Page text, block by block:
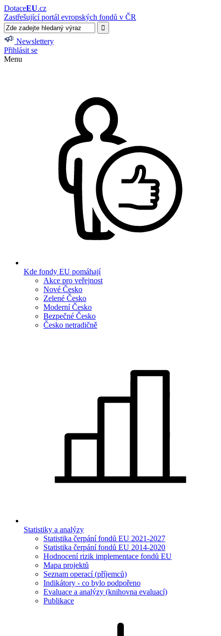
DotaceEU.cz
Zastřešující portál evropských fondů v ČR
Newslettery
Přihlásit se
Menu
Kde fondy EU pomáhají
Akce pro veřejnost
Nové Česko
Zelené Česko
Moderní Česko
Bezpečné Česko
Česko netradičně
Statistiky a analýzy
Statistika čerpání fondů EU 2021-2027
Statistika čerpání fondů EU 2014-2020
Hodnocení rizik implementace fondů EU
Mapa projektů
Seznam operací (příjemců)
Indikátory - co bylo podpořeno
Evaluace a analýzy (knihovna evaluací)
Publikace